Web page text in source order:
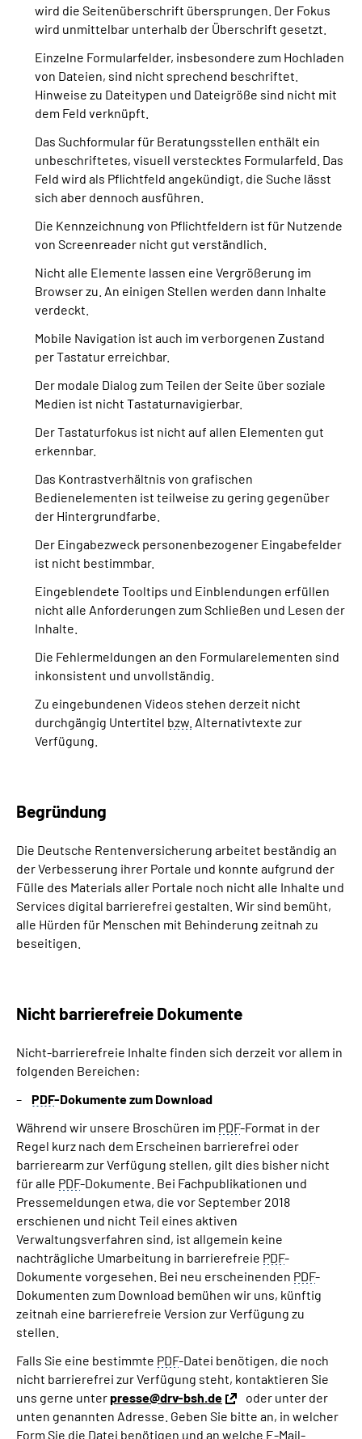
wird die Seitenüberschrift übersprungen. Der Fokus
wird unmittelbar unterhalb der Überschrift gesetzt.
Einzelne Formularfelder, insbesondere zum Hochladen
von Dateien, sind nicht sprechend beschriftet.
Hinweise zu Dateitypen und Dateigröße sind nicht mit
dem Feld verknüpft.
Das Suchformular für Beratungsstellen enthält ein
unbeschriftetes, visuell verstecktes Formularfeld. Das
Feld wird als Pflichtfeld angekündigt, die Suche lässt
sich aber dennoch ausführen.
Die Kennzeichnung von Pflichtfeldern ist für Nutzende
von Screenreader nicht gut verständlich.
Nicht alle Elemente lassen eine Vergrößerung im
Browser zu. An einigen Stellen werden dann Inhalte
verdeckt.
Mobile Navigation ist auch im verborgenen Zustand
per Tastatur erreichbar.
Der modale Dialog zum Teilen der Seite über soziale
Medien ist nicht Tastaturnavigierbar.
Der Tastaturfokus ist nicht auf allen Elementen gut
erkennbar.
Das Kontrastverhältnis von grafischen
Bedienelementen ist teilweise zu gering gegenüber
der Hintergrundfarbe.
Der Eingabezweck personenbezogener Eingabefelder
ist nicht bestimmbar.
Eingeblendete Tooltips und Einblendungen erfüllen
nicht alle Anforderungen zum Schließen und Lesen der
Inhalte.
Die Fehlermeldungen an den Formularelementen sind
inkonsistent und unvollständig.
Zu eingebundenen Videos stehen derzeit nicht
durchgängig Untertitel bzw. Alternativtexte zur
Verfügung.
Begründung
Die Deutsche Rentenversicherung arbeitet beständig an
der Verbesserung ihrer Portale und konnte aufgrund der
Fülle des Materials aller Portale noch nicht alle Inhalte und
Services digital barrierefrei gestalten. Wir sind bemüht,
alle Hürden für Menschen mit Behinderung zeitnah zu
beseitigen.
Nicht barrierefreie Dokumente
Nicht-barrierefreie Inhalte finden sich derzeit vor allem in
folgenden Bereichen:
PDF-Dokumente zum Download
Während wir unsere Broschüren im PDF-Format in der
Regel kurz nach dem Erscheinen barrierefrei oder
barrierearm zur Verfügung stellen, gilt dies bisher nicht
für alle PDF-Dokumente. Bei Fachpublikationen und
Pressemeldungen etwa, die vor September 2018
erschienen und nicht Teil eines aktiven
Verwaltungsverfahren sind, ist allgemein keine
nachträgliche Umarbeitung in barrierefreie PDF-
Dokumente vorgesehen. Bei neu erscheinenden PDF-
Dokumenten zum Download bemühen wir uns, künftig
zeitnah eine barrierefreie Version zur Verfügung zu
stellen.
Falls Sie eine bestimmte PDF-Datei benötigen, die noch
nicht barrierefrei zur Verfügung steht, kontaktieren Sie
uns gerne unterpresse@drv-bsh.de
oder unter der
unten genannten Adresse. Geben Sie bitte an, in welcher
Form Sie die Datei benötigen und an welche E-Mail-